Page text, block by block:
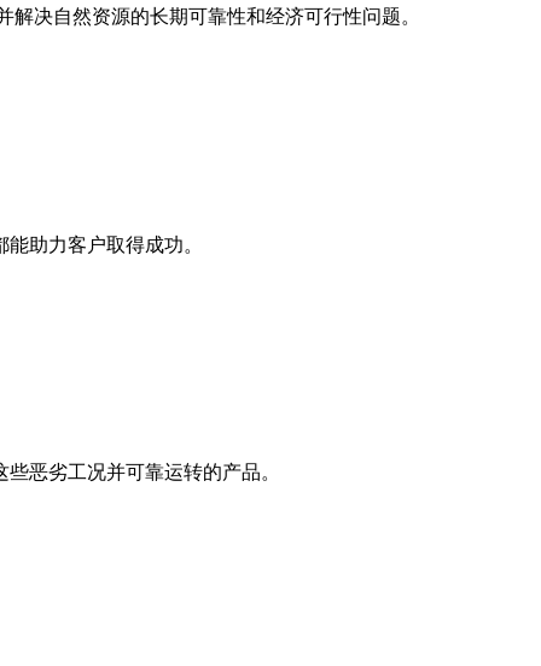
决自然资源的长期可靠性和经济可行性问题。
助力客户取得成功。
恶劣工况并可靠运转的产品。